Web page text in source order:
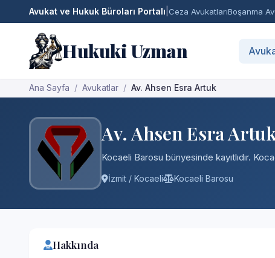
Avukat ve Hukuk Büroları Portalı Ceza AvukatlarıBoşanma
Hukuki Uzman
Ana Sayfa Avukatlar Av. Ahsen Esra Artuk
Av. Ahsen Esra
Kocaeli Barosu bünyesinde kayıtlıdır.
İzmit / Kocaeli Kocaeli Barosu
Hakkında